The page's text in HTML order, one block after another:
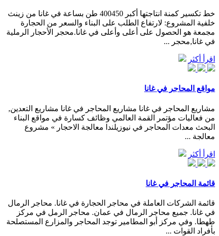
خط تكسير كمنة انتاجتها أكبر 400450 طن بساعة في غانا من زينث
خلفية المشروع: لارتفاع الطلب على البناء والسعر من الحجارة
مجمعة هو الحصول على أعلى وأعلى في غانا.محجر الأحجار الرملية
في غانا,محجر ...
اقرأ أكثر
مواقع المحاجر في غانا
مشاريع المحاجر في غانا مشاريع المحاجر في غانا مشاريع التعدين,
من فعاليات مؤتمر القمة العالمي وظائف كسارة في مواقع البناء
البحث معدات المحاجر في نيوزيلندا معالجة الاحجار » مشروع
معالجة ...
اقرأ أكثر
قائمة المحاجر في غانا
قائمة الشركات العاملة في محاجر الحجارة في غانا. محاجر الرمال
في غانا. جميع محاجر الرمال في عمان. محاجر الرمل في مركز
طهطا. وفي مركز أبو المطامير توجد المحاجر والمزارع المستصلحة
بأفراد القوات ...